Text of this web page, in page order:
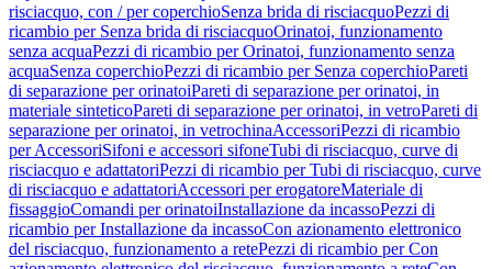
risciacquo, con / per coperchioSenza brida di risciacquoPezzi di
ricambio per Senza brida di risciacquoOrinatoi, funzionamento
senza acquaPezzi di ricambio per Orinatoi, funzionamento senza
acquaSenza coperchioPezzi di ricambio per Senza coperchioPareti
di separazione per orinatoiPareti di separazione per orinatoi, in
materiale sinteticoPareti di separazione per orinatoi, in vetroPareti di
separazione per orinatoi, in vetrochinaAccessoriPezzi di ricambio
per AccessoriSifoni e accessori sifoneTubi di risciacquo, curve di
risciacquo e adattatoriPezzi di ricambio per Tubi di risciacquo, curve
di risciacquo e adattatoriAccessori per erogatoreMateriale di
fissaggioComandi per orinatoiInstallazione da incassoPezzi di
ricambio per Installazione da incassoCon azionamento elettronico
del risciacquo, funzionamento a retePezzi di ricambio per Con